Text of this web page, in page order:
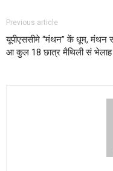
Previous article
यूपीएससीमे “मंथन” कें धूम, मंथन
आ कुल 18 छात्र मैथिली सं भेलाह